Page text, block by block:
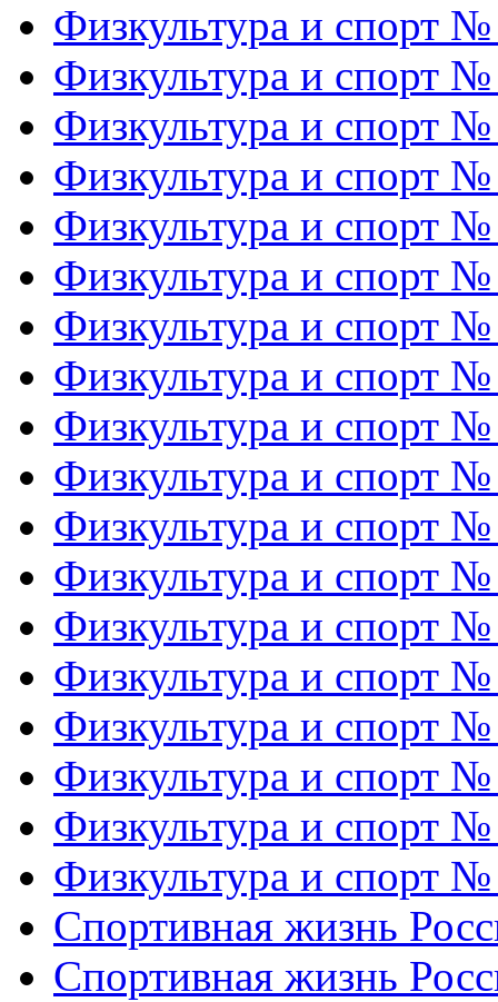
Физкультура и спорт
Физкультура и спорт
Физкультура и спорт
Физкультура и спорт
Физкультура и спорт
Физкультура и спорт
Физкультура и спорт
Физкультура и спорт
Физкультура и спорт
Физкультура и спорт
Физкультура и спорт
Физкультура и спорт
Физкультура и спорт
Физкультура и спорт
Физкультура и спорт
Физкультура и спорт
Физкультура и спорт
Физкультура и спорт
Спортивная жизнь
Спортивная жизнь